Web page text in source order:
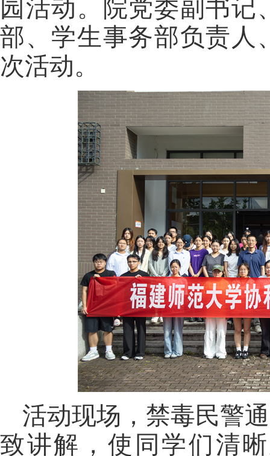
园活动。
院党委副书记
部、学生事务部负责人
次活动。
活动现场，禁毒民警
致讲解， 使 同学们清